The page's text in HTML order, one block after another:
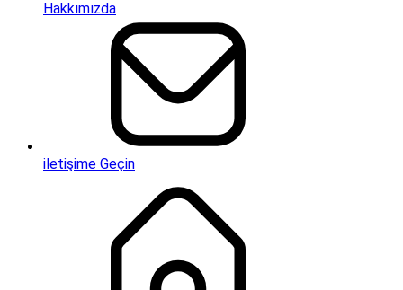
Hakkımızda
iletişime Geçin